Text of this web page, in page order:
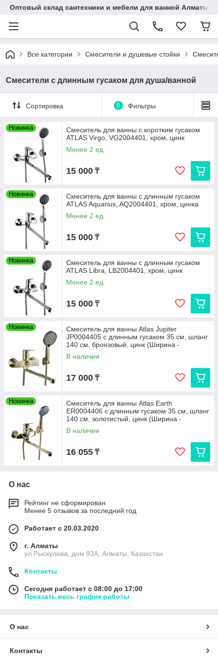
Оптовый склад сантехники и мебели для ванной Алматы •
Все категории Смесители и душевые стойки
Смесители с длинным гусаком для душа/ванной
Сортировка 0 Фильтры
Новинка
Смеситель для ванны с коротким гусаком
ATLAS Virgo, VG2004401, хром, цинк
Менее 2 ед.
15 000 ₸
Новинка
Смеситель для ванны с длинным гусаком
ATLAS Aquarius, AQ2004401, хром, цинка
Менее 2 ед.
15 000 ₸
Новинка
Смеситель для ванны с длинным гусаком
ATLAS Libra, LB2004401, хром, цинк
Менее 2 ед.
15 000 ₸
Новинка
Смеситель для ванны Atlas Jupiter
JP0004405 с длинным гусаком 35 см, шланг
140 см, бронзовый, цинк (Ширина -
В наличии
17 000 ₸
Новинка
Смеситель для ванны Atlas Earth
ER0004406 с длинным гусаком 35 см, шланг
140 см, золотистый, цинк (Ширина -
В наличии
16 055 ₸
О нас
Рейтинг не сформирован
Менее 5 отзывов за последний год
Работает с 20.03.2020
г. Алматы
ул Рыскулова, дом 93А, Алматы, Казахстан
Контакты
Сегодня работает с 08:00 до 17:00
Показать весь график работы
О нас
Контакты